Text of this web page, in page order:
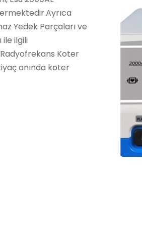
Yedek Parçaları ve
ile ilgili
Radyofrekans Koter
anında koter